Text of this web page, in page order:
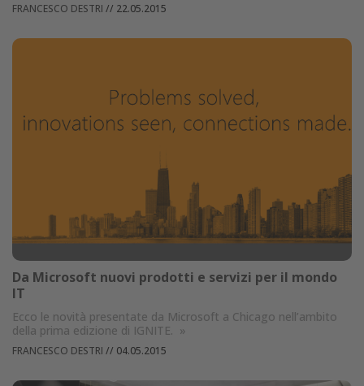
FRANCESCO DESTRI // 22.05.2015
Da Microsoft nuovi prodotti e servizi per il mondo
IT
Ecco le novità presentate da Microsoft a Chicago nell’ambito
della prima edizione di IGNITE. »
FRANCESCO DESTRI // 04.05.2015